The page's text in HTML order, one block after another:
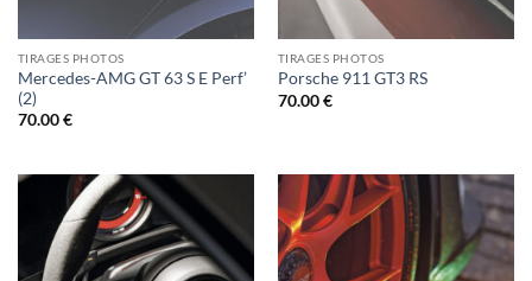
TIRAGES PHOTOS
Mercedes-AMG GT 63 S E Perf’
(2)
70.00€
TIRAGES PHOTOS
Porsche 911 GT3 RS
70.00€